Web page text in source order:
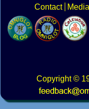
Contact
Media
Copyright©